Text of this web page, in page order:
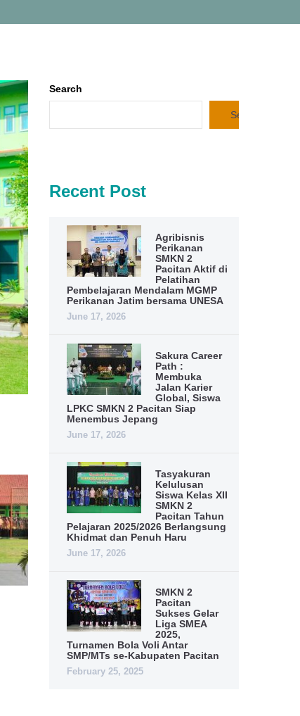
Search
Search
Recent Post
Agribisnis
Perikanan
SMKN 2
Pacitan Aktif di
Pelatihan
Pembelajaran Mendalam MGMP
Perikanan Jatim bersama UNESA
June 17, 2026
Sakura Career
Path :
Membuka
Jalan Karier
Global, Siswa
LPKC SMKN 2 Pacitan Siap
Menembus Jepang
June 17, 2026
Tasyakuran
Kelulusan
Siswa Kelas XII
SMKN 2
Pacitan Tahun
Pelajaran 2025/2026 Berlangsung
Khidmat dan Penuh Haru
June 17, 2026
SMKN 2
Pacitan
Sukses Gelar
Liga SMEA
2025,
Turnamen Bola Voli Antar
SMP/MTs se-Kabupaten Pacitan
February 25, 2025